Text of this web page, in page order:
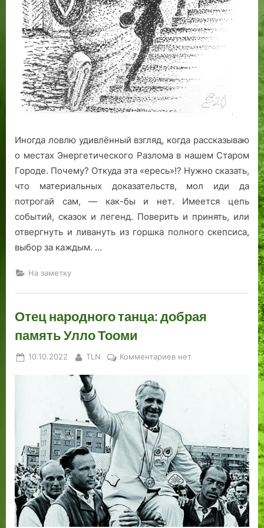
Иногда ловлю удивлённый взгляд, когда рассказываю
о местах Энергетического Разлома в нашем Старом
Городе. Почему? Откуда эта «ересь»!? Нужно сказать,
что материальных доказательств, мол иди да
потрогай сам, — как-бы и нет. Имеется цепь
событий, сказок и легенд. Поверить и принять, или
отвергнуть и ливануть из горшка полного скепсиса,
выбор за каждым. …
На заметку
Отец народного танца: добрая
память Улло Тооми
Posted
10.10.2022 By
TLN Комментариевк
танца:
память
Улло
Тооми
нет